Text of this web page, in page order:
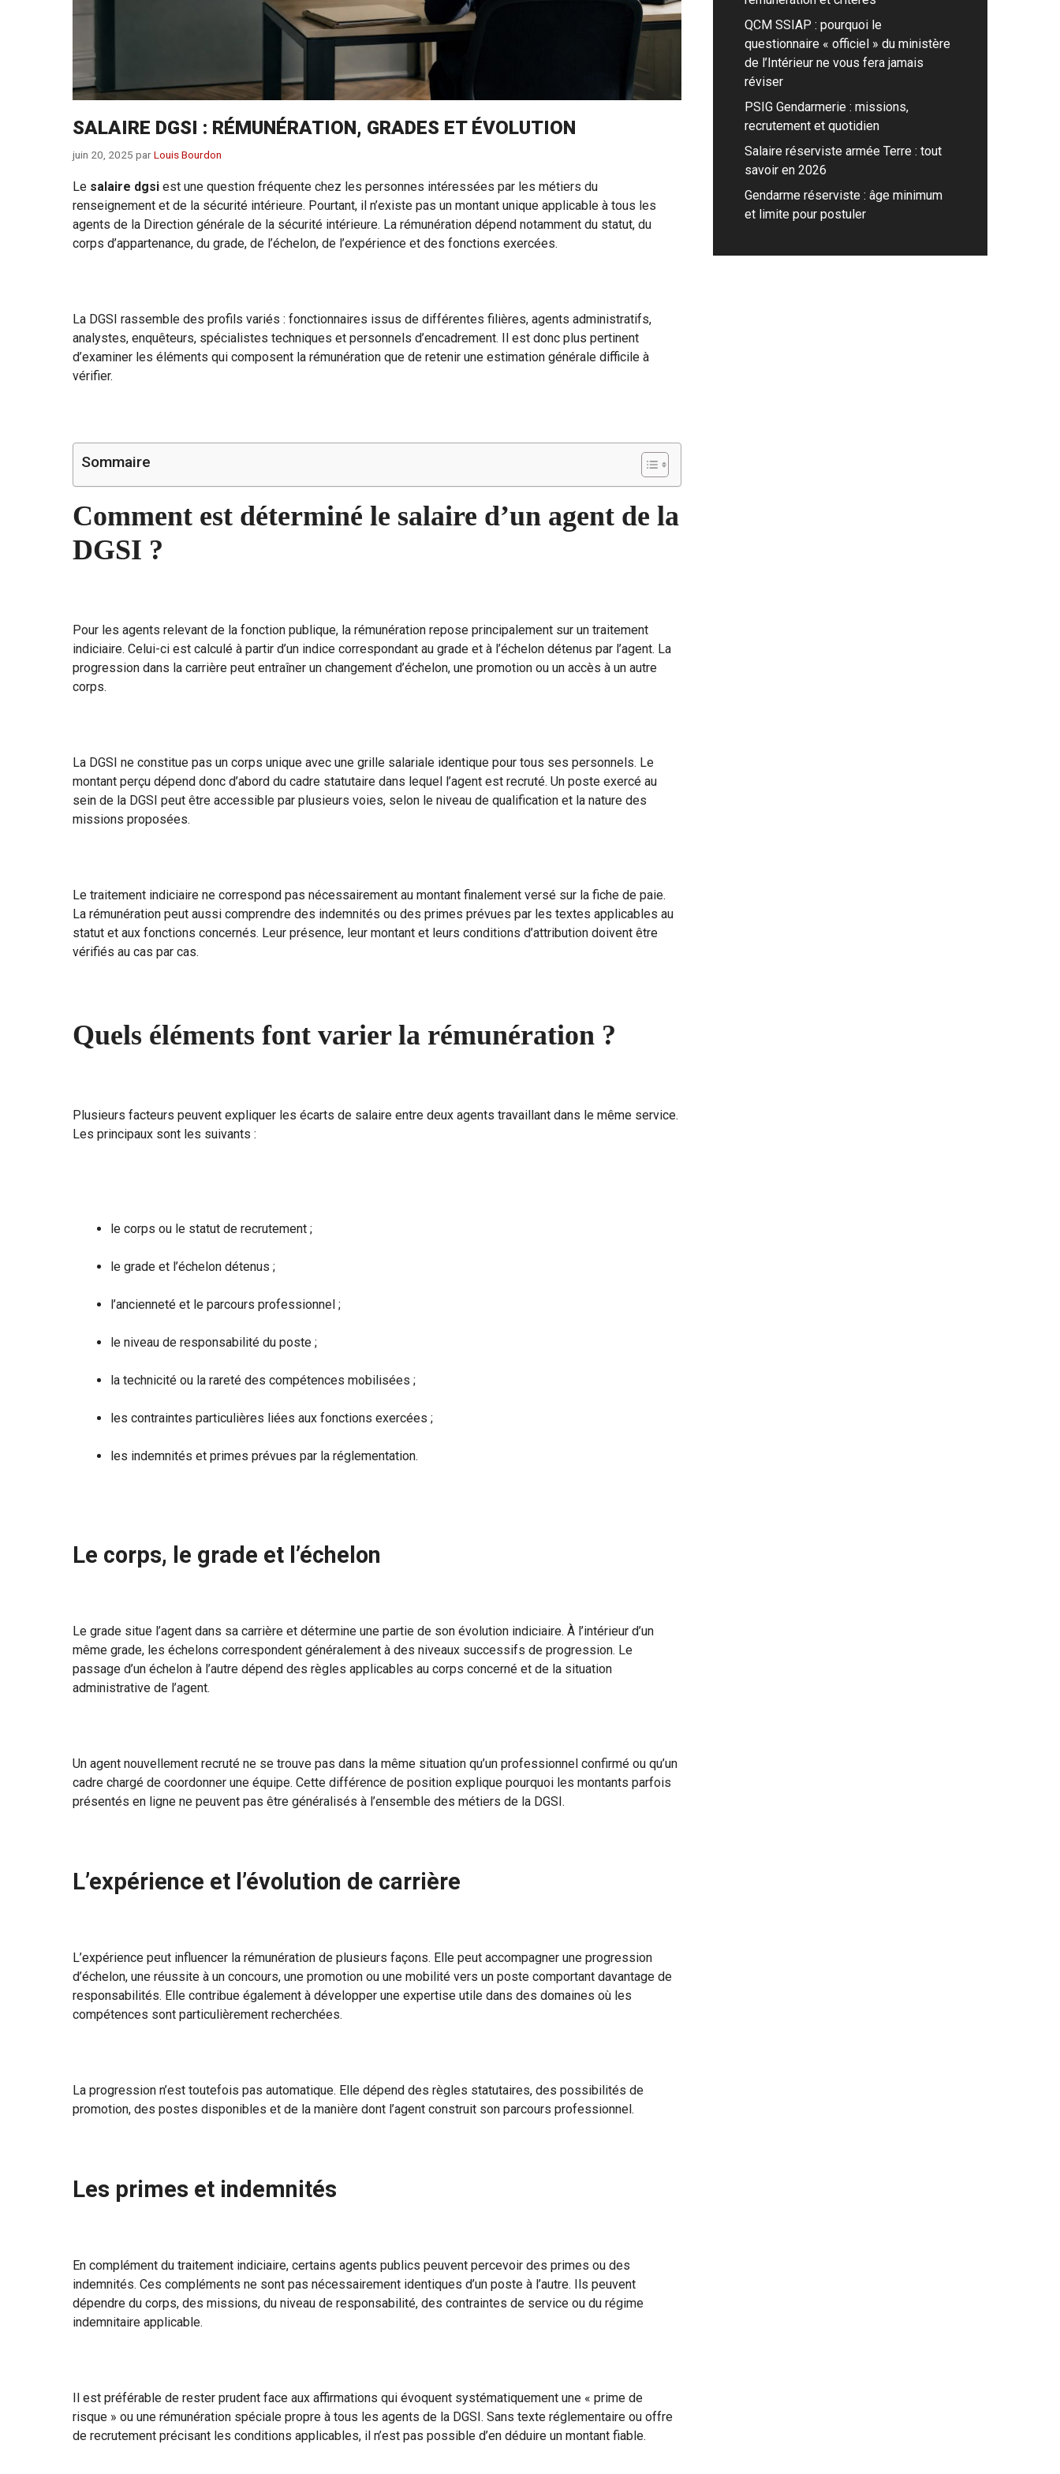
SALAIRE DGSI : RÉMUNÉRATION, GRADES ET ÉVOLUTION
juin 20, 2025 parLouis Bourdon
Le salaire dgsi est une question fréquente chez les personnes intéressées par les métiers du
renseignement et de la sécurité intérieure. Pourtant, il n’existe pas un montant unique applicable à tous les
agents de la Direction générale de la sécurité intérieure. La rémunération dépend notamment du statut, du
corps d’appartenance, du grade, de l’échelon, de l’expérience et des fonctions exercées.
La DGSI rassemble des profils variés : fonctionnaires issus de différentes filières, agents administratifs,
analystes, enquêteurs, spécialistes techniques et personnels d’encadrement. Il est donc plus pertinent
d’examiner les éléments qui composent la rémunération que de retenir une estimation générale difficile à
vérifier.
Sommaire
Comment est déterminé le salaire d’un agent de la
DGSI ?
Pour les agents relevant de la fonction publique, la rémunération repose principalement sur un traitement
indiciaire. Celui-ci est calculé à partir d’un indice correspondant au grade et à l’échelon détenus par l’agent. La
progression dans la carrière peut entraîner un changement d’échelon, une promotion ou un accès à un autre
corps.
La DGSI ne constitue pas un corps unique avec une grille salariale identique pour tous ses personnels. Le
montant perçu dépend donc d’abord du cadre statutaire dans lequel l’agent est recruté. Un poste exercé au
sein de la DGSI peut être accessible par plusieurs voies, selon le niveau de qualification et la nature des
missions proposées.
Le traitement indiciaire ne correspond pas nécessairement au montant finalement versé sur la fiche de paie.
La rémunération peut aussi comprendre des indemnités ou des primes prévues par les textes applicables au
statut et aux fonctions concernés. Leur présence, leur montant et leurs conditions d’attribution doivent être
vérifiés au cas par cas.
Quels éléments font varier la rémunération ?
Plusieurs facteurs peuvent expliquer les écarts de salaire entre deux agents travaillant dans le même service.
Les principaux sont les suivants :
le corps ou le statut de recrutement ;
le grade et l’échelon détenus ;
l’ancienneté et le parcours professionnel ;
le niveau de responsabilité du poste ;
la technicité ou la rareté des compétences mobilisées ;
les contraintes particulières liées aux fonctions exercées ;
les indemnités et primes prévues par la réglementation.
Le corps, le grade et l’échelon
Le grade situe l’agent dans sa carrière et détermine une partie de son évolution indiciaire. À l’intérieur d’un
même grade, les échelons correspondent généralement à des niveaux successifs de progression. Le
passage d’un échelon à l’autre dépend des règles applicables au corps concerné et de la situation
administrative de l’agent.
Un agent nouvellement recruté ne se trouve pas dans la même situation qu’un professionnel confirmé ou qu’un
cadre chargé de coordonner une équipe. Cette différence de position explique pourquoi les montants parfois
présentés en ligne ne peuvent pas être généralisés à l’ensemble des métiers de la DGSI.
L’expérience et l’évolution de carrière
L’expérience peut influencer la rémunération de plusieurs façons. Elle peut accompagner une progression
d’échelon, une réussite à un concours, une promotion ou une mobilité vers un poste comportant davantage de
responsabilités. Elle contribue également à développer une expertise utile dans des domaines où les
compétences sont particulièrement recherchées.
La progression n’est toutefois pas automatique. Elle dépend des règles statutaires, des possibilités de
promotion, des postes disponibles et de la manière dont l’agent construit son parcours professionnel.
Les primes et indemnités
En complément du traitement indiciaire, certains agents publics peuvent percevoir des primes ou des
indemnités. Ces compléments ne sont pas nécessairement identiques d’un poste à l’autre. Ils peuvent
dépendre du corps, des missions, du niveau de responsabilité, des contraintes de service ou du régime
indemnitaire applicable.
Il est préférable de rester prudent face aux affirmations qui évoquent systématiquement une « prime de
risque » ou une rémunération spéciale propre à tous les agents de la DGSI. Sans texte réglementaire ou offre
de recrutement précisant les conditions applicables, il n’est pas possible d’en déduire un montant fiable.
QCM SSIAP : pourquoi le
questionnaire « officiel » du ministère
de l’Intérieur ne vous fera jamais
réviser
PSIG Gendarmerie : missions,
recrutement et quotidien
Salaire réserviste armée Terre : tout
savoir en 2026
Gendarme réserviste : âge minimum
et limite pour postuler